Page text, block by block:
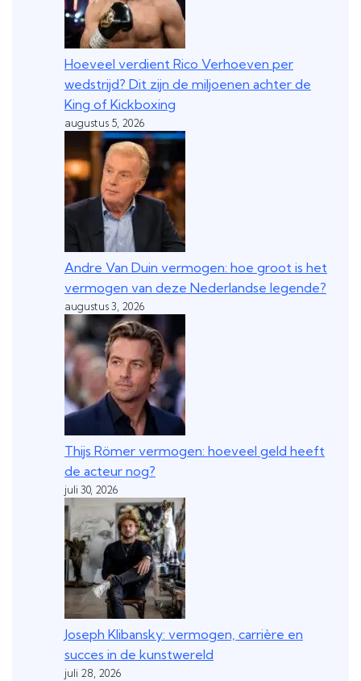
Hoeveel verdient Rico Verhoeven per
wedstrijd? Dit zijn de miljoenen achter de
King of Kickboxing
augustus 5, 2026
Andre Van Duin vermogen: hoe groot is het
vermogen van deze Nederlandse legende?
augustus 3, 2026
Thijs Römer vermogen: hoeveel geld heeft
de acteur nog?
juli 30, 2026
Joseph Klibansky: vermogen, carrière en
succes in de kunstwereld
juli 28, 2026